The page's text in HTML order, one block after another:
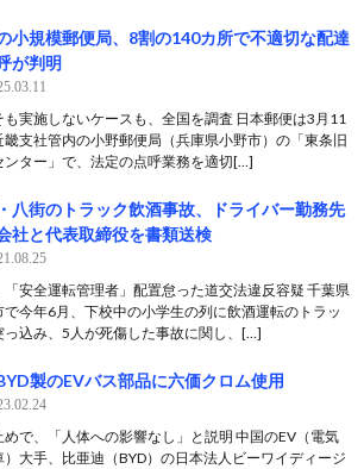
小規模郵便局、8割の140カ所で不適切な配達
が判明
も実施しないケースも、全国を調査 日本郵便は3月11
畿支社管内の小野郵便局（兵庫県小野市）の「東条旧
ンター」で、法定の点呼業務を適切[…]
八街のトラック飲酒事故、ドライバー勤務先
社と代表取締役を書類送検
「安全運転管理者」配置怠った道交法違反容疑 千葉県
で今年6月、下校中の小学生の列に飲酒運転のトラッ
っ込み、5人が死傷した事故に関し、[…]
製のEVバス部品に六価クロム使用
めで、「人体への影響なし」と説明 中国のEV（電気
）大手、比亜迪（BYD）の日本法人ビーワイディージ